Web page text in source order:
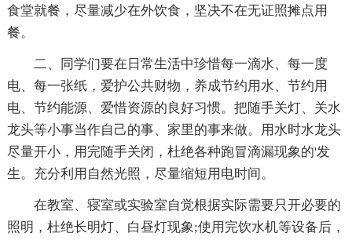
食堂就餐，尽量减少在外饮食，坚决不在无证照摊点用
餐。
二、同学们要在日常生活中珍惜每一滴水、每一度
电、每一张纸，爱护公共财物，养成节约用水、节约用
电、节约能源、爱惜资源的良好习惯。把随手关灯、关水
龙头等小事当作自己的事、家里的事来做。用水时水龙头
尽量开小，用完随手关闭，杜绝各种跑冒滴漏现象的'发
生。充分利用自然光照，尽量缩短用电时间。
在教室、寝室或实验室自觉根据实际需要只开必要的
照明，杜绝长明灯、白昼灯现象;使用完饮水机等设备后，